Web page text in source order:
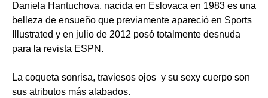
Daniela Hantuchova, nacida en Eslovaca en 1983 es una
belleza de ensueño que previamente apareció en Sports
Illustrated y en julio de 2012 posó totalmente desnuda
para la revista ESPN.
La coqueta sonrisa, traviesos ojos y su sexy cuerpo son
sus atributos más alabados.